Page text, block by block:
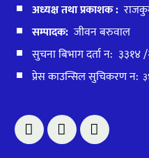
अध्यक्ष तथा प्रकाशक :
सम्पादक:जीवन बरुवाल
सुचना बिभाग दर्ता न: ३३१४
प्रेस काउन्सिल सुचिकरण न: